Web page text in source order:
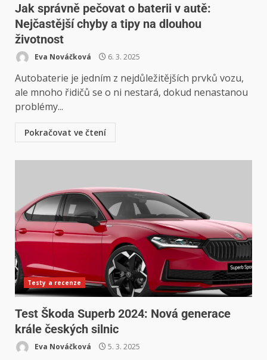
Jak správně pečovat o baterii v autě:
Nejčastější chyby a tipy na dlouhou
životnost
Eva Nováčková 6. 3. 2025
Autobaterie je jedním z nejdůležitějších prvků vozu,
ale mnoho řidičů se o ni nestará, dokud nenastanou
problémy...
Pokračovat ve čtení
Testy a recenze
Test Škoda Superb 2024: Nová generace
krále českých silnic
Eva Nováčková 5. 3. 2025